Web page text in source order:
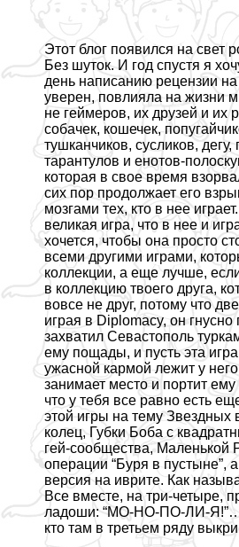
Этот блог появился на свет
Без шуток. И год спустя я
день написанию рецензии на
уверен, повлияла на жизни
не гeймеров, их друзей и их
собачек, кошечек,
тушканчиков, сусликов, дегу,
тарантулов и енотов-
которая в свое время
сих пор продолжает его
мозгами тех, кто в нее
великая игра, что в нее и
хочется, чтобы она просто
всеми другими играми,
коллекции, а еще лучше,
в коллекцию твоего друга,
вовсе не друг, потому что
играя в Diplomacy, он гнусно
захватил Севастополь
ему пощады, и пусть эта
ужасной кармой лежит у
занимает место и портит
что у тебя все равно есть
этой игры на тему Звездных
колец, Губки Боба с
гeй-сообщества, Маленькой
операции “Буря в пустыне”,
версия на иврите. Как
Все вместе, на три-четыре,
ладоши: “МО-НО-ПО-ЛИ-Я!”…
кто там в третьем ряду